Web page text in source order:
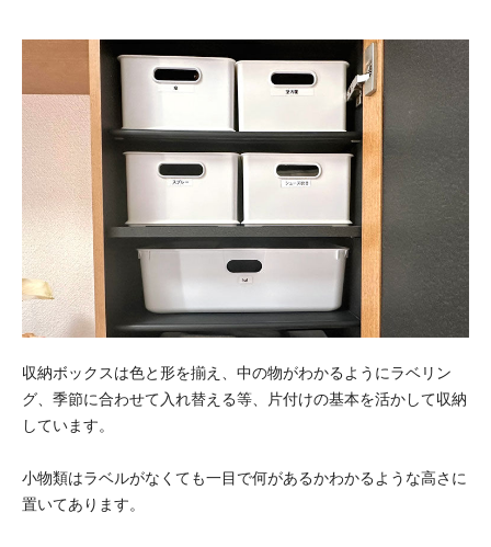
収納ボックスは色と形を揃え、中の物がわかるようにラベリン
グ、季節に合わせて入れ替える等、片付けの基本を活かして収納
しています。
小物類はラベルがなくても一目で何があるかわかるような高さに
置いてあります。